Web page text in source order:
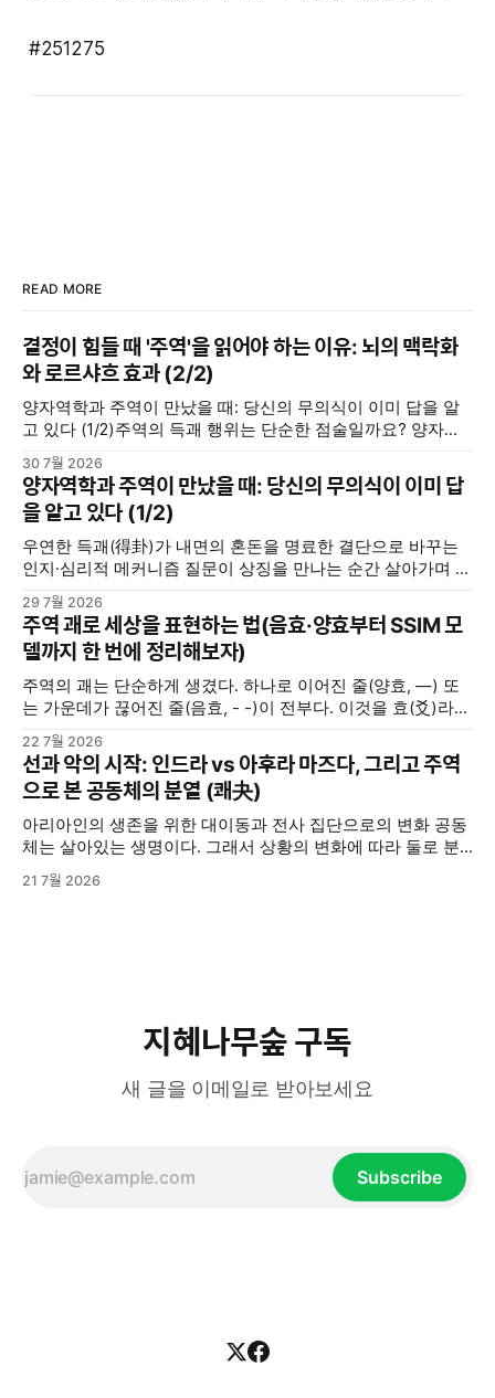
#251275
READ MORE
결정이 힘들 때 '주역'을 읽어야 하는 이유: 뇌의 맥락화
와 로르샤흐 효과 (2/2)
양자역학과 주역이 만났을 때: 당신의 무의식이 이미 답을 알
고 있다 (1/2)주역의 득괘 행위는 단순한 점술일까요? 양자역
학의 중첩 및 관측 효과, 그리고 칼 융의 동시성 개념을 통해 내
면의 모호한 고민을 명료한 결단으로 바꾸는 무의식의 인지·심
리적 메커니즘을 분석합니다.지혜나무숲지혜나무숲 (위 포스
팅에서 이어집니다) 우리 뇌는 주역괘를 어떻게 인지할까(맥
락화와 무의식의
30 7월 2026
양자역학과 주역이 만났을 때: 당신의 무의식이 이미 답
을 알고 있다 (1/2)
우연한 득괘(得卦)가 내면의 혼돈을 명료한 결단으로 바꾸는
인지·심리적 메커니즘 질문이 상징을 만나는 순간 살아가며 중
요한 선택의 갈림길에 서거나 해결하기 힘든 고민에 직면했을
때, 사람들은 저마다의 방식으로 답을 찾는다. 누군가는 주변
사람들로부터 조언을 구하고, 누군가는 독서를 통해서 길을 찾
기도 한다. 또 누군가는 명상을 하며, 또 누군가는 주역(周易)
29 7월 2026
주역 괘로 세상을 표현하는 법(음효·양효부터 SSIM 모
델까지 한 번에 정리해보자)
주역의 괘는 단순하게 생겼다. 하나로 이어진 줄(양효, —) 또
는 가운데가 끊어진 줄(음효, - -)이 전부다. 이것을 효(爻)라고
부른다. 음효와 양효는 세상의 모든 음과 양을 상징한다. 여자
와 남자, 하늘과 땅, 밤과 낮, 여름과 겨울 ... 세상에 존재하는
삼라만상의 모든 것들은 음과 양 2분법적으로 구분해볼 수 있
다. 그렇다고 음과 양이 언제나
22 7월 2026
선과 악의 시작: 인드라 vs 아후라 마즈다, 그리고 주역
으로 본 공동체의 분열 (쾌夬)
아리아인의 생존을 위한 대이동과 전사 집단으로의 변화 공동
체는 살아있는 생명이다. 그래서 상황의 변화에 따라 둘로 분
열되기도 하고, 분열된 두 그룹이 서로 대립 갈등하기도 한다.
기원전 2000년경, 중앙아시아 초원의 유목민이었던 아리아인
21 7월 2026
지혜나무숲 구독
새 글을 이메일로 받아보세요
Subscribe